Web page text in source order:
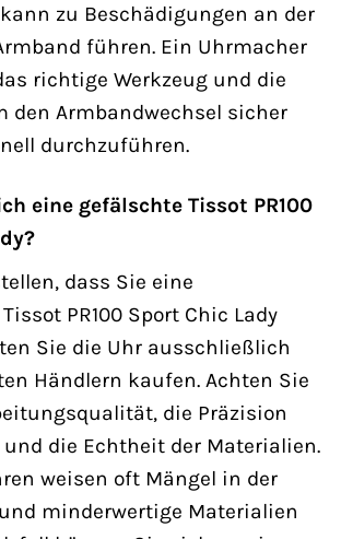
zu Beschädigungen an der
führen. Ein Uhrmacher
richtige Werkzeug und die
den Armbandwechsel sicher
durchzuführen.
eine gefälschte Tissot PR100
dass Sie eine
PR100 Sport Chic Lady
Sie die Uhr ausschließlich
Händlern kaufen. Achten Sie
die Präzision
und die Echtheit der Materialien.
weisen oft Mängel in der
minderwertige Materialien